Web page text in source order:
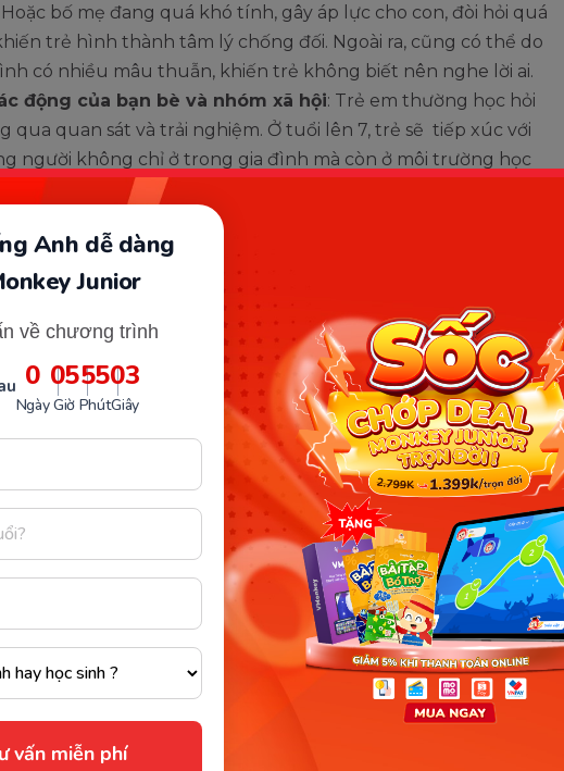
Anh dễ dàng
Junior
về chương trình
0
Ngày
05
Giờ
55
Phút
02
Giây
vấn miễn phí
bố mẹ đang quá khó tính, gây áp lực cho con, đòi hỏi quá
trẻ hình thành tâm lý chống đối. Ngoài ra, cũng có thể do
có nhiều mâu thuẫn, khiến trẻ không biết nên nghe lời ai.
động của bạn bè và nhóm xã hội: Trẻ em thường học hỏi
qua quan sát và trải nghiệm. Ở tuổi lên 7, trẻ sẽ tiếp xúc với
người không chỉ ở trong gia đình mà còn ở môi trường học
Nếu trẻ thường xuyên gặp gỡ những người có hành vi không
mực, trẻ có thể bị ảnh hưởng và bắt chước theo.
hiện sự bướng bỉnh, không muốn nghe theo lời bố mẹ (Ảnh: Sưu tầm